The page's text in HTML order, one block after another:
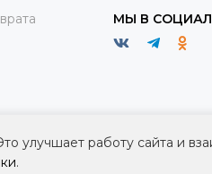
МЫ В
улучшает работу сайта и
.